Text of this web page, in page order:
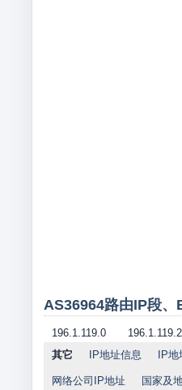
AS36964路由IP段、
196.1.119.0
其它
IP地址信息 IP
网络公司IP地址 国家及